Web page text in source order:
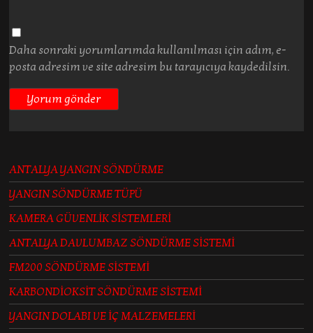
Daha sonraki yorumlarımda kullanılması için adım, e-
posta adresim ve site adresim bu tarayıcıya kaydedilsin.
ANTALYA YANGIN SÖNDÜRME
YANGIN SÖNDÜRME TÜPÜ
KAMERA GÜVENLİK SİSTEMLERİ
ANTALYA DAVLUMBAZ SÖNDÜRME SİSTEMİ
FM200 SÖNDÜRME SİSTEMİ
KARBONDİOKSİT SÖNDÜRME SİSTEMİ
YANGIN DOLABI VE İÇ MALZEMELERİ